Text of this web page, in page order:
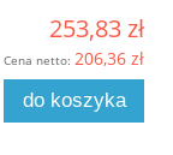
253,83 zł
Cena netto: 206,36 zł
do koszyka